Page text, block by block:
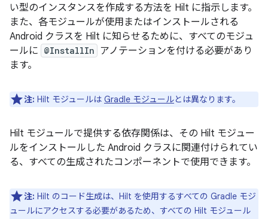
い型のインスタンスを作成する方法を Hilt に指示します。
また、各モジュールが使用またはインストールされる
Android クラスを Hilt に知らせるために、すべてのモジュ
ールに @InstallIn アノテーションを付ける必要があり
ます。
注: Hilt モジュールは Gradle モジュールとは異なります。
Hilt モジュールで提供する依存関係は、その Hilt モジュー
ルをインストールした Android クラスに関連付けられてい
る、すべての生成されたコンポーネントで使用できます。
注: Hilt のコード生成は、Hilt を使用するすべての Gradle モジ
ュールにアクセスする必要があるため、すべての Hilt モジュール